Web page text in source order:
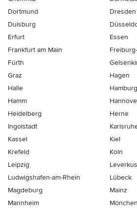
Dortmund
Dresden
Duisburg
Erfurt
Essen
Frankfurt am Main
Fürth
Graz
Hagen
Halle
Hamburg
Hamm
Heidelberg
Herne
Ingolstadt
Kassel
Kiel
Krefeld
Köln
Leipzig
Ludwigshafen-am-Rhein
Lübeck
Magdeburg
Mainz
Mannheim